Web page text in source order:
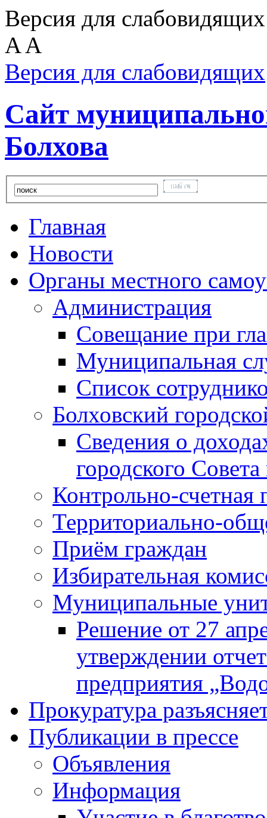
Версия для
A A
Версия для слабовидящих
Сайт
Болхова
Главная
Новости
Органы местного
Администрация
Совещание при
Муниципальная
Список
Болховский
Сведения о
городского
Контрольно-счетная
Территориально-
Приём граждан
Избирательная
Муниципальные
Решение от 27
утверждении
предприятия
Прокуратура
Публикации в прессе
Объявления
Информация